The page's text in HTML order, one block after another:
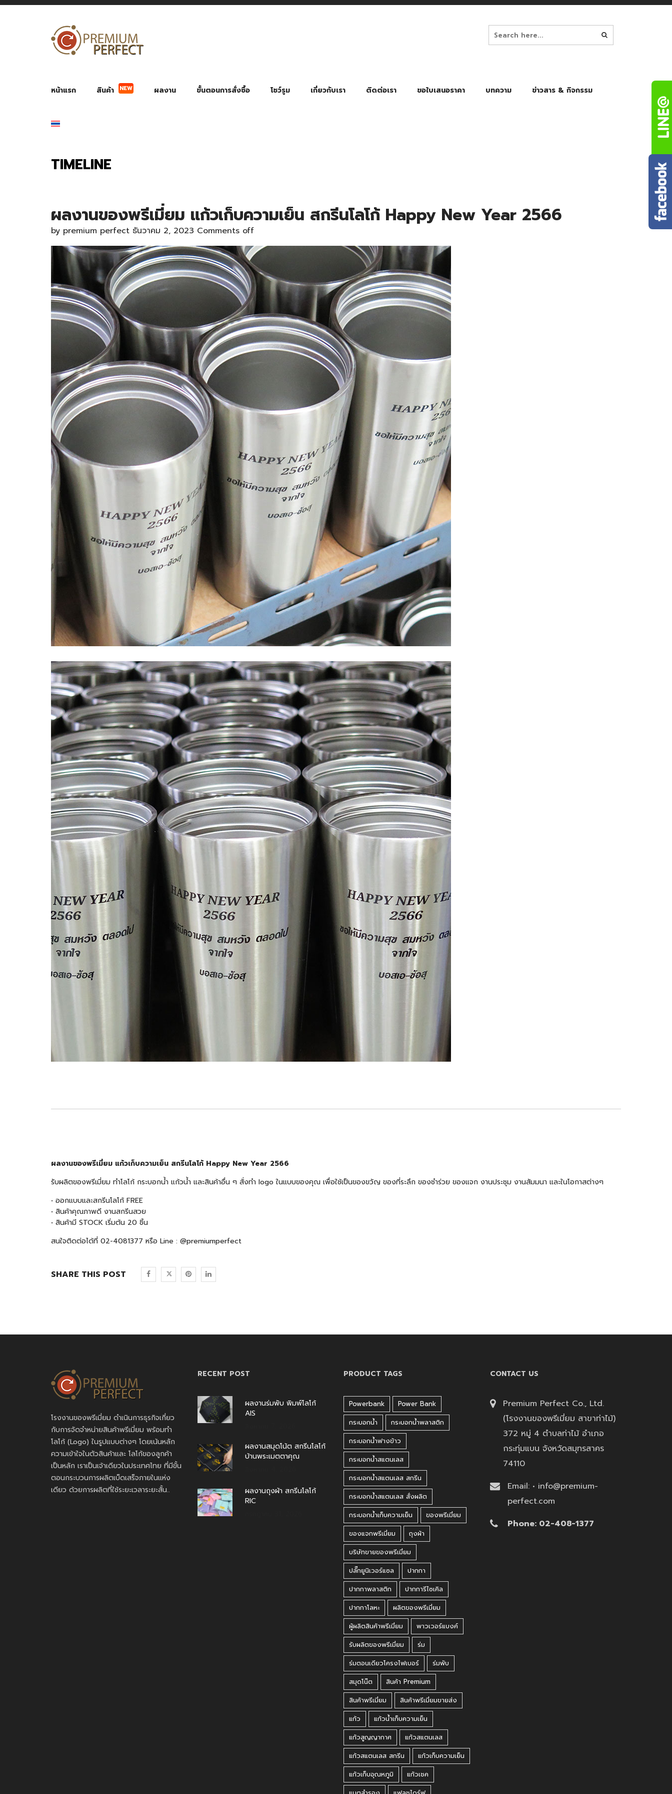
หน้าแรก สินค้า NEW ผลงาน ขั้นตอนการสั่งซื้อ โชว์รูม เกี่ยวกับเรา ติดต่อเรา ขอใบเสนอราคา บทความ ข่าวสาร & กิจกรรม
TIMELINE
ผลงานของพรีเมี่ยม แก้วเก็บความเย็น สกรีนโลโก้ Happy New Year 2566
by premium perfect ธันวาคม 2, 2023 Comments off
ผลงานของพรีเมี่ยม แก้วเก็บความเย็น สกรีนโลโก้ Happy New Year 2566
รับผลิตของพรีเมี่ยม ทำโลโก้ กระบอกน้ำ แก้วน้ำ และสินค้าอื่น ๆ สั่งทำ logo ในแบบของคุณ เพื่อใช้เป็นของขวัญ ของที่ระลึก ของชำร่วย ของแจก งานประชุม งานสัมมนา และในโอกาสต่างๆ
• ออกแบบและสกรีนโลโก้ FREE
• สินค้าคุณภาพดี งานสกรีนสวย
• สินค้ามี STOCK เริ่มต้น 20 ชิ้น
สนใจติดต่อได้ที่ 02-4081377 หรือ Line : @premiumperfect
SHARE THIS POST
โรงงานของพรีเมี่ยม ดำเนินการธุรกิจเกี่ยว
กับการจัดจำหน่ายสินค้าพรีเมี่ยม พร้อมทำ
โลโก้ (Logo) ในรูปแบบต่างๆ โดยเน้นหลัก
ความเข้าใจในตัวสินค้าและ โลโก้ของลูกค้า
เป็นหลัก เราเป็นเจ้าเดียวในประเทศไทย ที่มีขั้น
ตอนกระบวนการผลิตเบ็ดเสร็จภายในแห่ง
เดียว ด้วยการผลิตที่ใช้ระยะเวลาระยะสั้น..
RECENT POST
ผลงานร่มพับ พิมพ์โลโก้
AIS
ผลงานสมุดโน้ต สกรีนโลโก้
บ้านพระเมตตาคุณ
ผลงานถุงผ้า สกรีนโลโก้
RIC
PRODUCT TAGS
Powerbank
Power Bank
กระบอกน้ำ
กระบอกน้ำพลาสติก
กระบอกน้ำฟางข้าว
กระบอกน้ำสแตนเลส
กระบอกน้ำสแตนเลส สกรีน
กระบอกน้ำสแตนเลส สั่งผลิต
กระบอกน้ำเก็บความเย็น
ของพรีเมี่ยม
ของแจกพรีเมี่ยม
ถุงผ้า
บริษัทขายของพรีเมี่ยม
ปลั๊กยูนิเวอร์แซล
ปากกา
ปากกาพลาสติก
ปากการีไซเคิล
ปากกาโลหะ
ผลิตของพรีเมี่ยม
ผู้ผลิตสินค้าพรีเมี่ยม
พาวเวอร์แบงค์
รับผลิตของพรีเมี่ยม
ร่ม
ร่มตอนเดียวโครงไฟเบอร์
ร่มพับ
สมุดโน๊ต
สินค้า Premium
สินค้าพรีเมี่ยม
สินค้าพรีเมี่ยมขายส่ง
แก้ว
แก้วน้ำเก็บความเย็น
แก้วสูญญากาศ
แก้วสแตนเลส
แก้วสแตนเลส สกรีน
แก้วเก็บความเย็น
แก้วเก็บอุณหภูมิ
แก้วเชค
CONTACT US
Premium Perfect Co., Ltd.
(โรงงานของพรีเมี่ยม สาขาท่าไม้)
372 หมู่ 4 ตำบลท่าไม้ อำเภอ
กระทุ่มแบน จังหวัดสมุทรสาคร
74110
Email: • info@premium-
perfect.com
Phone: 02-408-1377